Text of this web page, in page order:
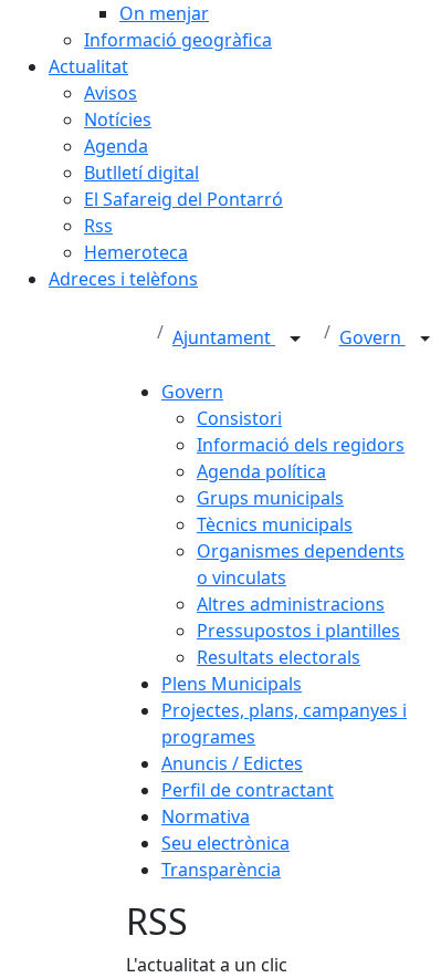
On menjar
Informació geogràfica
Actualitat
Avisos
Notícies
Agenda
Butlletí digital
El Safareig del Pontarró
Rss
Hemeroteca
Adreces i telèfons
Ajuntament Govern
Govern
Consistori
Informació dels regidors
Agenda política
Grups municipals
Tècnics municipals
Organismes dependents
o vinculats
Altres administracions
Pressupostos i plantilles
Resultats electorals
Plens Municipals
Projectes, plans, campanyes i
programes
Anuncis / Edictes
Perfil de contractant
Normativa
Seu electrònica
Transparència
RSS
L'actualitat a un clic